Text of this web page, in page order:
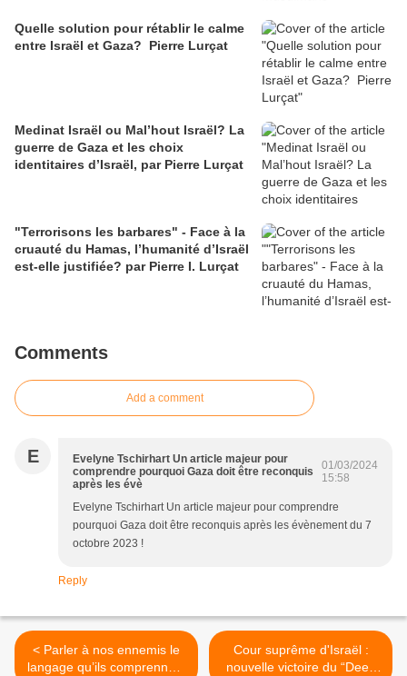
Quelle solution pour rétablir le calme
entre Israël et Gaza? Pierre Lurçat
Medinat Israël ou Mal’hout Israël? La
guerre de Gaza et les choix
identitaires d’Israël, par Pierre Lurçat
"Terrorisons les barbares" - Face à la
cruauté du Hamas, l’humanité d’Israël
est-elle justifiée? par Pierre I. Lurçat
Comments
Add a comment
E
Evelyne Tschirhart Un article majeur pour
comprendre pourquoi Gaza doit être reconquis
après les évè
01/03/2024
15:58
Evelyne Tschirhart Un article majeur pour comprendre
pourquoi Gaza doit être reconquis après les évènement du 7
octobre 2023 !
Reply
< Parler à nos ennemis le
langage qu’ils comprennent
Cour suprême d'Israël :
nouvelle victoire du “Deep